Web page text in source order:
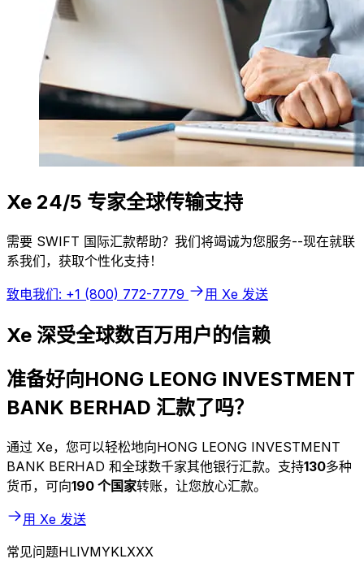
Xe 24/5 专家全球传输支持
需要 SWIFT 国际汇款帮助？我们将竭诚为您服务--现在就联
系我们，获取个性化支持！
致电我们: +1 (800) 772-7779 用 Xe 发送
Xe 深受全球数百万用户的信赖
准备好向HONG LEONG INVESTMENT
BANK BERHAD 汇款了吗？
通过 Xe，您可以轻松地向HONG LEONG INVESTMENT
BANK BERHAD 和全球数千家其他银行汇款。支持130多种
货币，可向190 个国家转账，让您放心汇款。
用 Xe 发送
常见问题HLIVMYKLXXX